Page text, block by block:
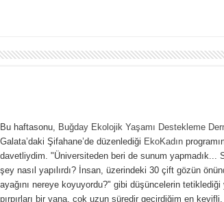
Bu haftasonu, Buğday Ekolojik Yaşamı Destekleme
Galata’daki Şifahane’de düzenlediği EkoKadın
davetliydim. "Üniversiteden beri de sunum yapmadık...
şey nasıl yapılırdı? İnsan, üzerindeki 30 çift gözün
ayağını nereye koyuyordu?" gibi düşüncelerin tetiklediği
pırpırları bir yana, çok uzun süredir geçirdiğim en